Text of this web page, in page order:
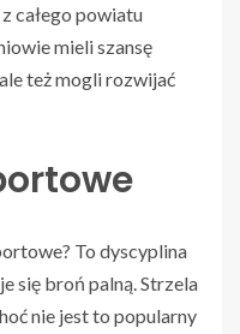
całego powiatu
mieli szansę
też mogli rozwijać
To dyscyplina
się broń palną. Strzela
nie jest to popularny